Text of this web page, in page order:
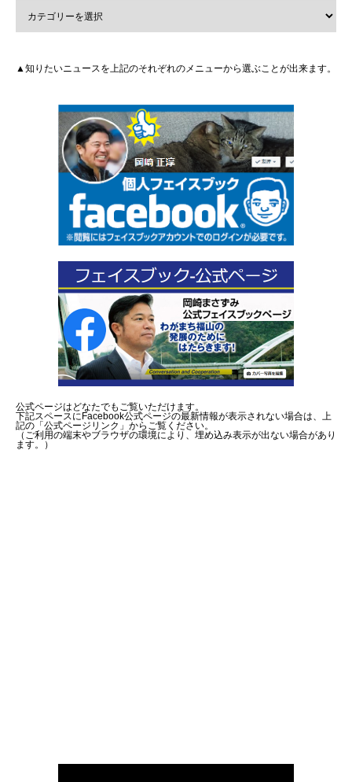
▲知りたいニュースを上記のそれぞれのメニューから選ぶことが出来ます。
公式ページはどなたでもご覧いただけます。
下記スペースにFacebook公式ページの最新情報が表示されない場合は、上
記の「公式ページリンク」からご覧ください。
（ご利用の端末やブラウザの環境により、埋め込み表示が出ない場合があり
ます。）